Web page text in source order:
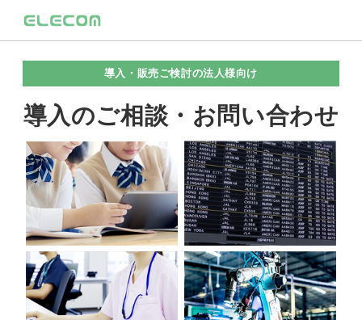
導入・販売ご検討の法人様向け
導入のご相談・お問い合わせ